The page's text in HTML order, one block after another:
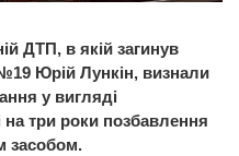
ДТП, в якій загинув
Юрій Лункін, визнали
у вигляді
на три роки позбавлення
засобом.